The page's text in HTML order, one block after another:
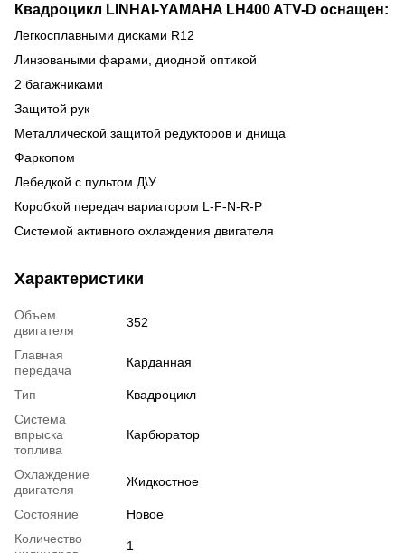
Квадроцикл LINHAI-YAMAHA LH400 ATV-D оснащен:
Легкосплавными дисками R12
Линзоваными фарами, диодной оптикой
2 багажниками
Защитой рук
Металлической защитой редукторов и днища
Фаркопом
Лебедкой с пультом Д\У
Коробкой передач вариатором L-F-N-R-P
Системой активного охлаждения двигателя
Характеристики
Объем
двигателя
352
Главная
передача
Карданная
Тип
Квадроцикл
Система
впрыска
топлива
Карбюратор
Охлаждение
двигателя
Жидкостное
Состояние
Новое
Количество
1